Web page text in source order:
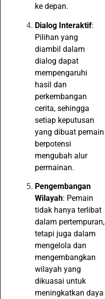
ke depan.
Dialog Interaktif:
Pilihan yang
diambil dalam
dialog dapat
mempengaruhi
hasil dan
perkembangan
cerita, sehingga
setiap keputusan
yang dibuat pemain
berpotensi
mengubah alur
permainan.
Pengembangan
Wilayah: Pemain
tidak hanya terlibat
dalam pertempuran,
tetapi juga dalam
mengelola dan
mengembangkan
wilayah yang
dikuasai untuk
meningkatkan daya